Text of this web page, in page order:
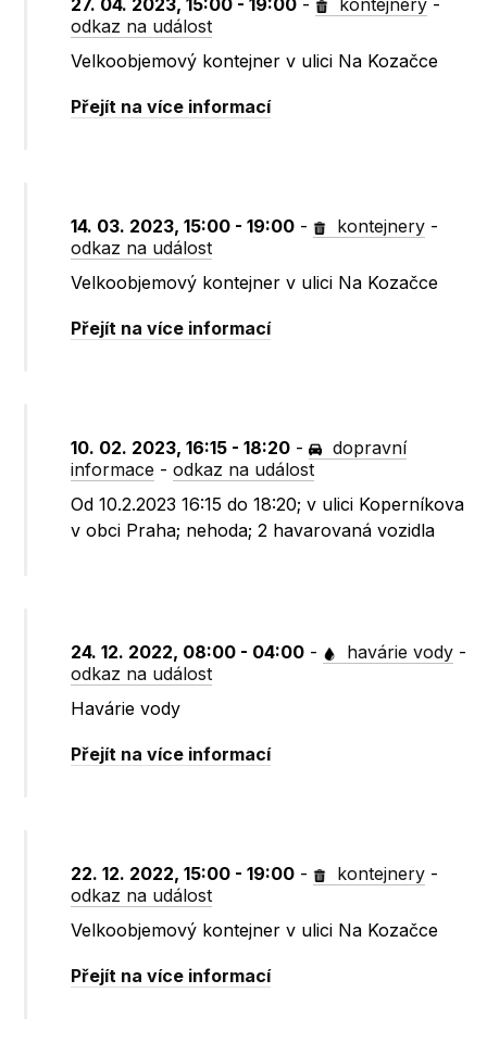
27. 04. 2023, 15:00 - 19:00 - kontejnery -
odkaz na událost
Velkoobjemový kontejner v ulici Na Kozačce
Přejít na více informací
14. 03. 2023, 15:00 - 19:00 - kontejnery -
odkaz na událost
Velkoobjemový kontejner v ulici Na Kozačce
Přejít na více informací
10. 02. 2023, 16:15 - 18:20 -
dopravní
informace -odkaz na událost
Od 10.2.2023 16:15 do 18:20; v ulici Koperníkova
v obci Praha; nehoda; 2 havarovaná vozidla
24. 12. 2022, 08:00 - 04:00 - havárie vody -
odkaz na událost
Havárie vody
Přejít na více informací
22. 12. 2022, 15:00 - 19:00 - kontejnery -
odkaz na událost
Velkoobjemový kontejner v ulici Na Kozačce
Přejít na více informací